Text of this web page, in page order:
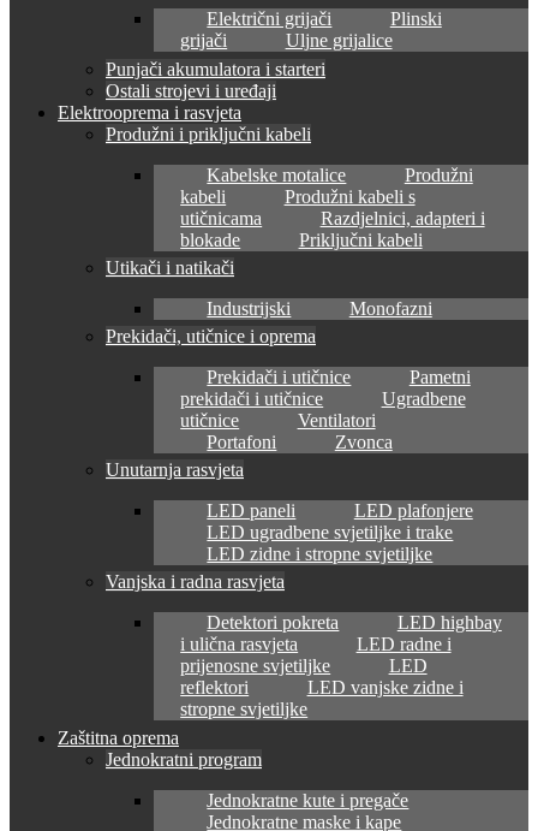
Električni grijači
Plinski
grijači
Uljne grijalice
Punjači akumulatora i starteri
Ostali strojevi i uređaji
Elektrooprema i rasvjeta
Produžni i priključni kabeli
Kabelske motalice
Produžni
kabeli
Produžni kabeli s
utičnicama
Razdjelnici, adapteri i
blokade
Priključni kabeli
Utikači i natikači
Industrijski
Monofazni
Prekidači, utičnice i oprema
Prekidači i utičnice
Pametni
prekidači i utičnice
Ugradbene
utičnice
Ventilatori
Portafoni
Zvonca
Unutarnja rasvjeta
LED paneli
LED plafonjere
LED ugradbene svjetiljke i trake
LED zidne i stropne svjetiljke
Vanjska i radna rasvjeta
Detektori pokreta
LED highbay
i ulična rasvjeta
LED radne i
prijenosne svjetiljke
LED
reflektori
LED vanjske zidne i
stropne svjetiljke
Zaštitna oprema
Jednokratni program
Jednokratne kute i pregače
Jednokratne maske i kape